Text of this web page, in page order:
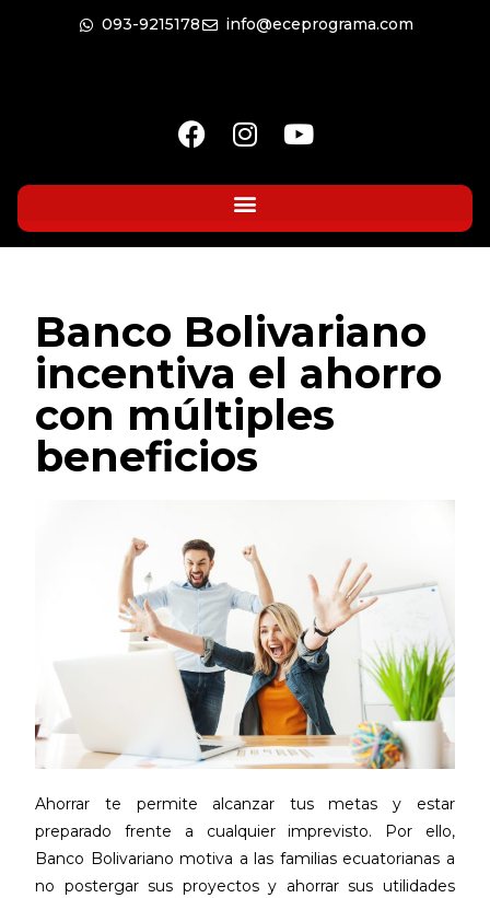
093-9215178 info@eceprograma.com
Banco Bolivariano
incentiva el ahorro
con múltiples
beneficios
Ahorrar te permite alcanzar tus metas y estar
preparado frente a cualquier imprevisto. Por ello,
Banco Bolivariano motiva a las familias ecuatorianas a
no postergar sus proyectos y ahorrar sus utilidades